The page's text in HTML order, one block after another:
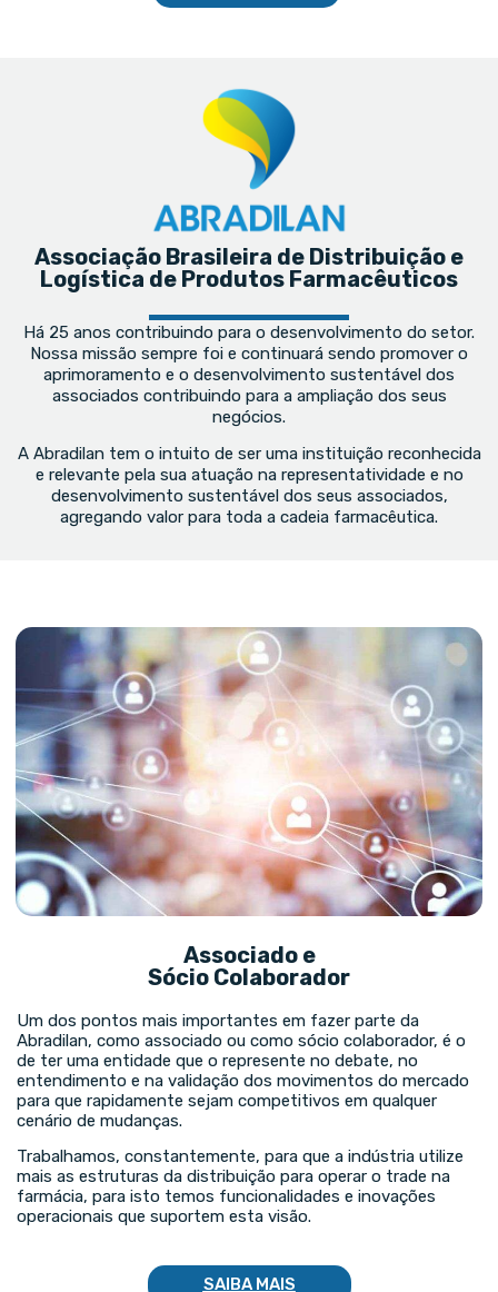
Associação Brasileira de Distribuição e
Logística de Produtos Farmacêuticos
Há 25 anos contribuindo para o desenvolvimento do setor.
Nossa missão sempre foi e continuará sendo promover o
aprimoramento e o desenvolvimento sustentável dos
associados contribuindo para a ampliação dos seus
negócios.
A Abradilan tem o intuito de ser uma instituição reconhecida
e relevante pela sua atuação na representatividade e no
desenvolvimento sustentável dos seus associados,
agregando valor para toda a cadeia farmacêutica.
Associado e
Sócio Colaborador
Um dos pontos mais importantes em fazer parte da
Abradilan, como associado ou como sócio colaborador, é o
de ter uma entidade que o represente no debate, no
entendimento e na validação dos movimentos do mercado
para que rapidamente sejam competitivos em qualquer
cenário de mudanças.
Trabalhamos, constantemente, para que a indústria utilize
mais as estruturas da distribuição para operar o trade na
farmácia, para isto temos funcionalidades e inovações
operacionais que suportem esta visão.
SAIBA MAIS